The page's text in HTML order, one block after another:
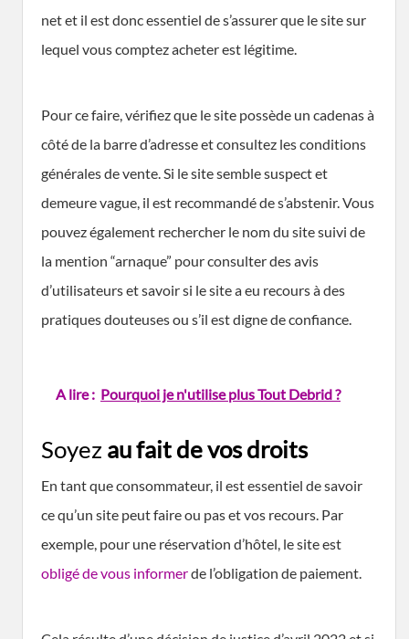
net et il est donc essentiel de s’assurer que le site sur
lequel vous comptez acheter est légitime.
Pour ce faire, vérifiez que le site possède un cadenas à
côté de la barre d’adresse et consultez les conditions
générales de vente. Si le site semble suspect et
demeure vague, il est recommandé de s’abstenir. Vous
pouvez également rechercher le nom du site suivi de
la mention “arnaque” pour consulter des avis
d’utilisateurs et savoir si le site a eu recours à des
pratiques douteuses ou s’il est digne de confiance.
A lire : Pourquoi je n'utilise plus Tout Debrid ?
Soyez au fait de vos droits
En tant que consommateur, il est essentiel de savoir
ce qu’un site peut faire ou pas et vos recours. Par
exemple, pour une réservation d’hôtel, le site est
obligé de vous informerde l’obligation de paiement.